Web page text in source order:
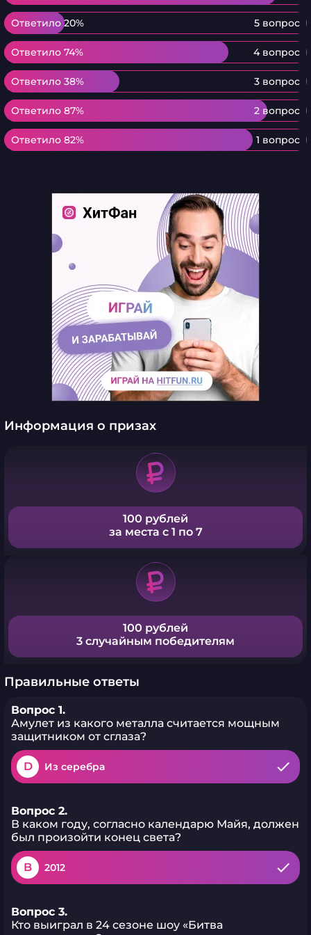
Ответило 20% 5 вопрос
Ответило 20%
Ответило 74% 4 вопрос
Ответило 74%
Ответило 38% 3 вопрос
Ответило 38%
Ответило 87% 2 вопрос
Ответило 87%
Ответило 82% 1 вопрос
Ответило 82%
Информация о призах
100 рублей
за места с 1 по 7
100 рублей
3 случайным победителям
Правильные ответы
Вопрос 1.
Амулет из какого металла считается мощным
защитником от сглаза?
D Из серебра
Вопрос 2.
В каком году, согласно календарю Майя, должен
был произойти конец света?
B 2012
Вопрос 3.
Кто выиграл в 24 сезоне шоу «Битва